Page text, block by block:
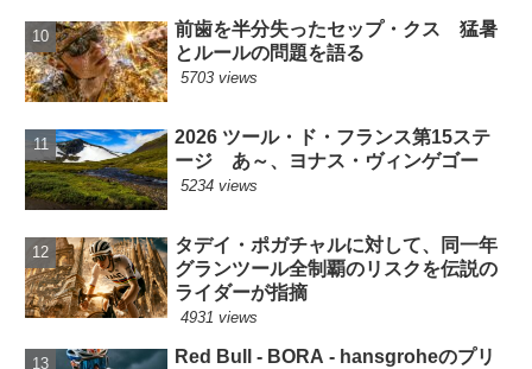
前歯を半分失ったセップ・クス 猛暑
とルールの問題を語る
5703 views
2026 ツール・ド・フランス第15ステ
ージ あ～、ヨナス・ヴィンゲゴー
5234 views
タデイ・ポガチャルに対して、同一年
グランツール全制覇のリスクを伝説の
ライダーが指摘
4931 views
Red Bull - BORA - hansgroheのプリ